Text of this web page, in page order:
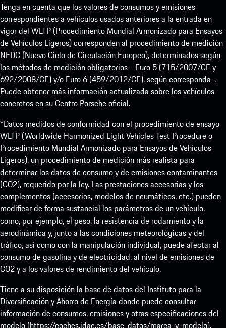
Tenga en cuenta que los valores de consumos y emisiones
correspondientes a vehículos usados anteriores a la entrada en
vigor del WLTP (Procedimiento Mundial Armonizado para Ensayos
de Vehículos Ligeros) corresponden al procedimiento de medición
NEDC (Nuevo Ciclo de Circulación Europeo), determinados según
los métodos de medición obligatorios - Euro 5 (715/2007/CE y
692/2008/CE) y/o Euro 6 (459/2012/CE), según corresponda-.
Puede obtener más información actualizada sobre los vehículos
concretos en su Centro Porsche oficial.
*Datos medidos de conformidad con el procedimiento de ensayo
WLTP (Worldwide Harmonized Light Vehicles Test Procedure o
Procedimiento Mundial Armonizado para Ensayos de Vehículos
Ligeros), un procedimiento de medición más realista para
determinar los datos de consumo y de emisiones contaminantes
(CO2), requerido por la ley. Las prestaciones accesorias y los
complementos (accesorios, modelos de neumáticos, etc.) pueden
modificar de forma sustancial los parámetros de un vehículo,
como, por ejemplo, el peso, la resistencia de rodamiento y la
aerodinámica y, junto a las condiciones meteorológicas y del
tráfico, así como con la manipulación individual, puede afectar al
consumo de gasolina y de electricidad, al nivel de emisiones de
CO2 y a los valores de rendimiento del vehículo.
Tiene a su disposición la base de datos del Instituto para la
Diversificación y Ahorro de Energía donde puede consultar
información de consumos, emisiones y otras especificaciones del
modelo (https://coches.idae.es/base-datos/marca-y-modelo).